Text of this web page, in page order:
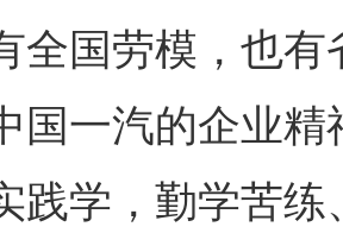
全国劳模，也
国一汽的企业精
践学，勤学苦